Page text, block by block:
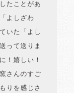
たことがあ
よしざわ
いた「よし
って送りま
！嬉しい！
さんのすご
りを感じさ